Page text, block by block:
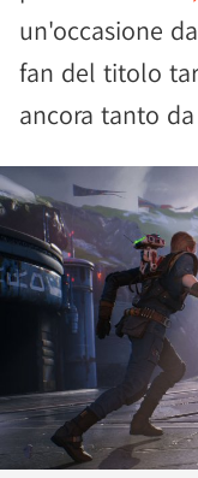
un'occasione
fan del titolo
ancora tanto